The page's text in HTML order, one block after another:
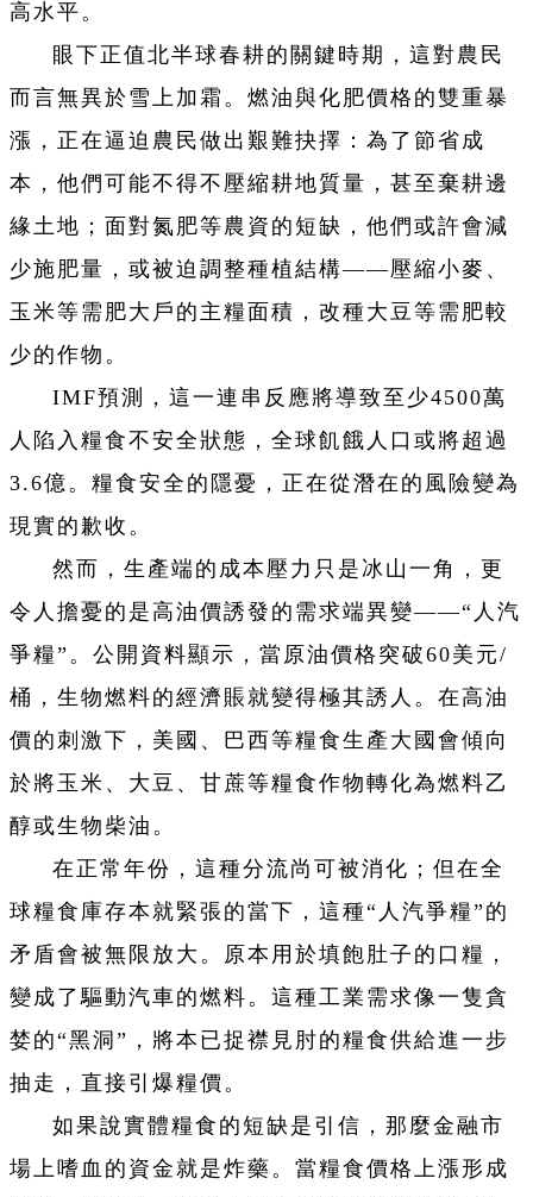
高水平。
眼下正值北半球春耕的關鍵時期，這對農民
而言無異於雪上加霜。燃油與化肥價格的雙重暴
漲，正在逼迫農民做出艱難抉擇：為了節省成
本，他們可能不得不壓縮耕地質量，甚至棄耕邊
緣土地；面對氮肥等農資的短缺，他們或許會減
少施肥量，或被迫調整種植結構——壓縮小麥、
玉米等需肥大戶的主糧面積，改種大豆等需肥較
少的作物。
IMF預測，這一連串反應將導致至少4500萬
人陷入糧食不安全狀態，全球飢餓人口或將超過
3.6億。糧食安全的隱憂，正在從潛在的風險變為
現實的歉收。
然而，生產端的成本壓力只是冰山一角，更
令人擔憂的是高油價誘發的需求端異變——“人汽
爭糧”。公開資料顯示，當原油價格突破60美元/
桶，生物燃料的經濟賬就變得極其誘人。在高油
價的刺激下，美國、巴西等糧食生產大國會傾向
於將玉米、大豆、甘蔗等糧食作物轉化為燃料乙
醇或生物柴油。
在正常年份，這種分流尚可被消化；但在全
球糧食庫存本就緊張的當下，這種“人汽爭糧”的
矛盾會被無限放大。原本用於填飽肚子的口糧，
變成了驅動汽車的燃料。這種工業需求像一隻貪
婪的“黑洞”，將本已捉襟見肘的糧食供給進一步
抽走，直接引爆糧價。
如果說實體糧食的短缺是引信，那麼金融市
場上嗜血的資金就是炸藥。當糧食價格上漲形成